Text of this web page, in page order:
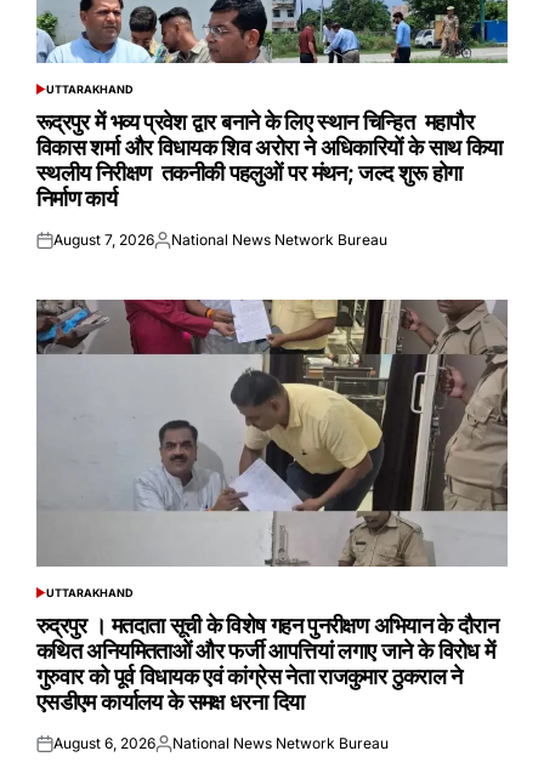
POSTED
UTTARAKHAND
रूद्रपुर में भव्य प्रवेश द्वार बनाने के लिए स्थान चिन्हित महापौर
विकास शर्मा और विधायक शिव अरोरा ने अधिकारियों के साथ किया
स्थलीय निरीक्षण तकनीकी पहलुओं पर मंथन; जल्द शुरू होगा
निर्माण कार्य
Posted
August 7, 2026Posted
National News Network Bureau
POSTED
UTTARAKHAND
रुद्रपुर । मतदाता सूची के विशेष गहन पुनरीक्षण अभियान के दौरान
कथित अनियमितताओं और फर्जी आपत्तियां लगाए जाने के विरोध में
गुरुवार को पूर्व विधायक एवं कांग्रेस नेता राजकुमार ठुकराल ने
एसडीएम कार्यालय के समक्ष धरना दिया
Posted
August 6, 2026Posted
National News Network Bureau